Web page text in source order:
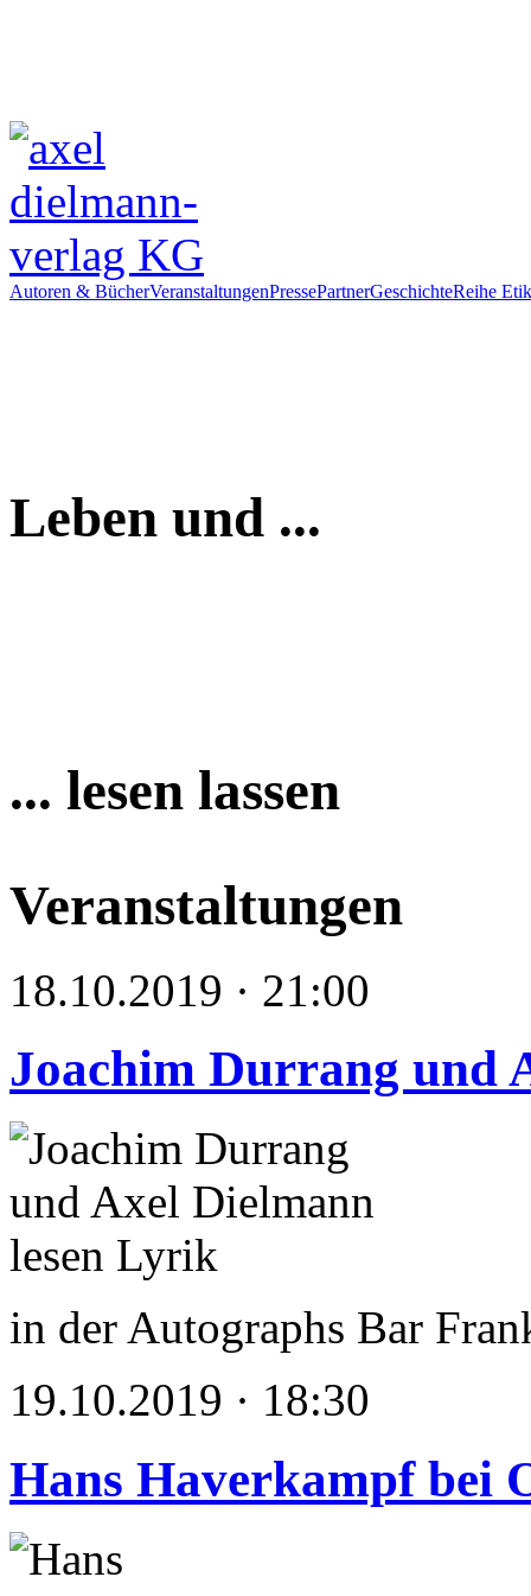
Autoren & BücherVeranstaltungenPressePartnerGeschichteReihe
Leben und ...
... lesen lassen
Veranstaltungen
18.10.2019 · 21:00
Joachim Durrang und
in der Autographs Bar
19.10.2019 · 18:30
Hans Haverkampf bei